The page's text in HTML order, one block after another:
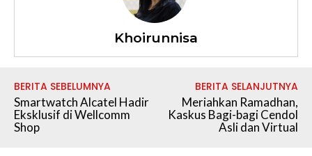
Khoirunnisa
BERITA SEBELUMNYA
Smartwatch Alcatel Hadir
Eksklusif di Wellcomm
Shop
BERITA SELANJUTNYA
Meriahkan Ramadhan,
Kaskus Bagi-bagi Cendol
Asli dan Virtual